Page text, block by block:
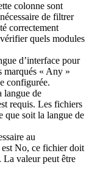
colonne sont
de filtrer
correctement
quels modules
d’interface pour
marqués « Any »
configurée.
de
requis. Les fichiers
que soit la langue de
au
No, ce fichier doit
valeur peut être